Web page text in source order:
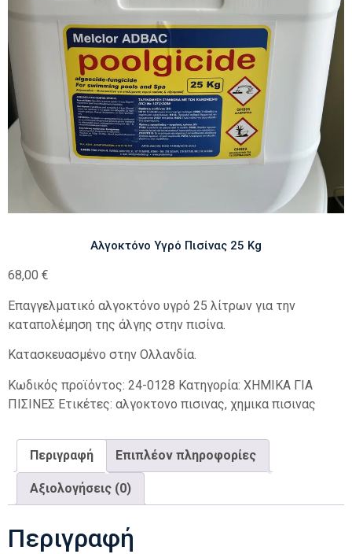
Αλγοκτόνο Υγρό Πισίνας 25 Kg
68,00 €
Επαγγελματικό αλγοκτόνο υγρό 25 λίτρων για την
καταπολέμηση της άλγης στην πισίνα.
Κατασκευασμένο στην Ολλανδία.
Κωδικός προϊόντος: 24-0128 Κατηγορία: ΧΗΜΙΚΑ ΓΙΑ
ΠΙΣΙΝΕΣ Ετικέτες: αλγοκτονο πισινας, χημικα πισινας
Περιγραφή Επιπλέον πληροφορίες
Αξιολογήσεις (0)
Περιγραφή